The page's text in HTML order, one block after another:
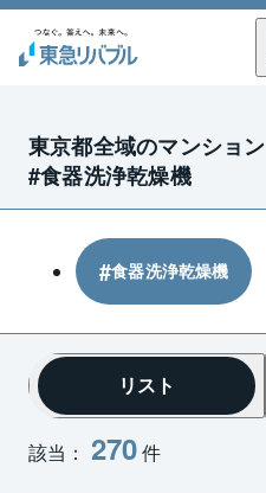
東京都全域のマンション
#食器洗浄乾燥機
食器洗浄乾燥機
該当： 270件
リスト